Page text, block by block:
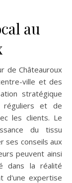
au
de Châteauroux
ville et des
stratégique
réguliers et de
les clients. Le
du tissu
ses conseils aux
peuvent ainsi
dans la réalité
d'une expertise